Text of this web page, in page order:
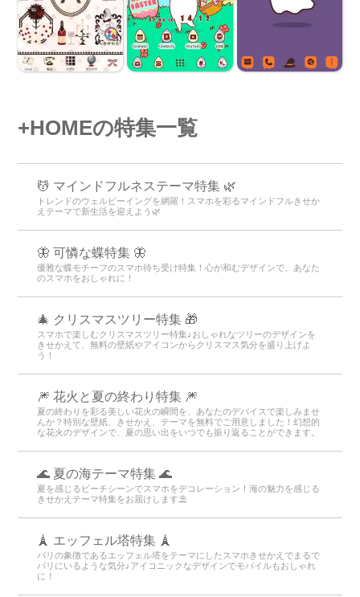
+HOMEの特集一覧
💆 マインドフルネステーマ特集 🌿
トレンドのウェルビーイングを網羅！スマホを彩るマインドフルきせか
えテーマで新生活を迎えよう🌿
🦋 可憐な蝶特集 🦋
優雅な蝶モチーフのスマホ待ち受け特集！心が和むデザインで、あなた
のスマホをおしゃれに！
🎄 クリスマスツリー特集 🎁
スマホで楽しむクリスマスツリー特集♪おしゃれなツリーのデザインを
きせかえて、無料の壁紙やアイコンからクリスマス気分を盛り上げよ
う！
🎆 花火と夏の終わり特集 🎆
夏の終わりを彩る美しい花火の瞬間を、あなたのデバイスで楽しみませ
んか？特別な壁紙、きせかえ、テーマを無料でご用意しました！幻想的
な花火のデザインで、夏の思い出をいつでも振り返ることができます。
🌊 夏の海テーマ特集 🌊
夏を感じるビーチシーンでスマホをデコレーション！海の魅力を感じる
きせかえテーマ特集をお届けします⛱️
🗼 エッフェル塔特集 🗼
パリの象徴であるエッフェル塔をテーマにしたスマホきせかえでまるで
パリにいるような気分♪アイコニックなデザインでモバイルもおしゃれ
に！